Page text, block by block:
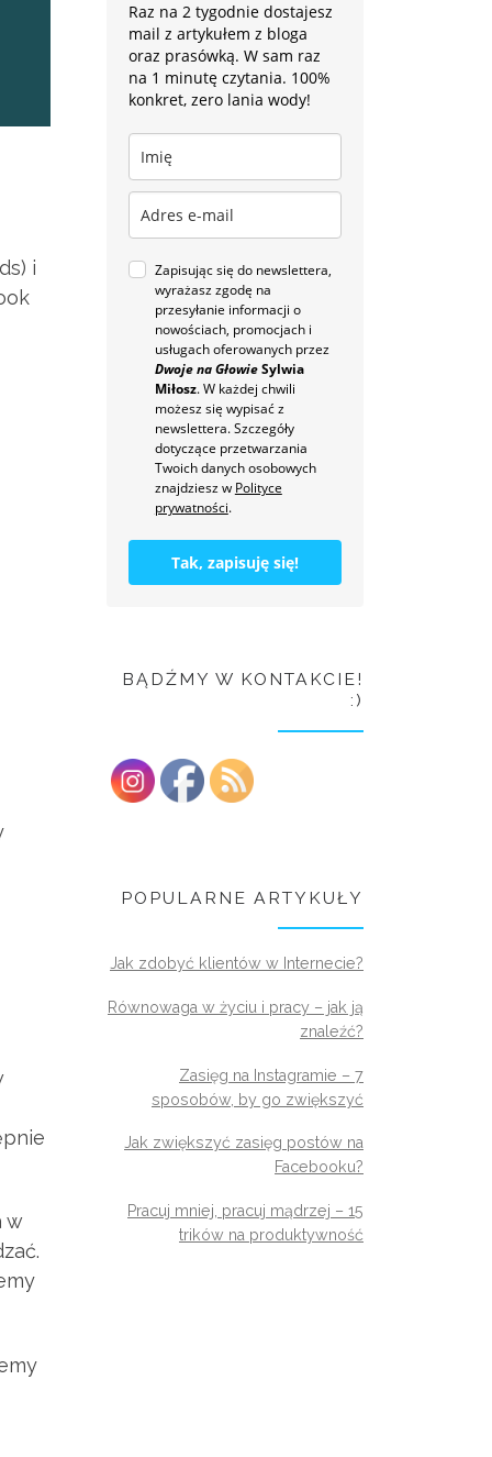
i
w
Raz na 2 tygodnie dostajesz
mail z artykułem z bloga
oraz prasówką. W sam raz
na 1 minutę czytania. 100%
konkret, zero lania wody!
Zapisując się do newslettera,
wyrażasz zgodę na
przesyłanie informacji o
nowościach, promocjach i
usługach oferowanych przez
Dwoje na GłowieSylwia
Miłosz. W każdej chwili
możesz się wypisać z
newslettera. Szczegóły
dotyczące przetwarzania
Twoich danych osobowych
znajdziesz w Polityce
prywatności.
Tak, zapisuję się!
BĄDŹMY W KONTAKCIE!
:)
POPULARNE ARTYKUŁY
Jak zdobyć klientów w Internecie?
Równowaga w życiu i pracy – jak ją
znaleźć?
Zasięg na Instagramie – 7
sposobów, by go zwiększyć
Jak zwiększyć zasięg postów na
Facebooku?
Pracuj mniej, pracuj mądrzej – 15
trików na produktywność